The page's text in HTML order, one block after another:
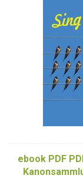
ebook PDF